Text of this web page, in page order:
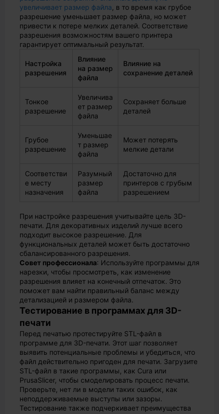
увеличивает размер файла , в то время как грубое
разрешение уменьшает размер файла, но может
привести к потере мелких деталей. Соответствие
разрешения возможностям вашего принтера
гарантирует оптимальный результат.
Настройка
разрешения
Влияние
на размер
файла
Влияние на
сохранение деталей
Тонкое
разрешение
Увеличива
ет размер
файла
Сохраняет больше
деталей
Грубое
разрешение
Уменьшае
т размер
файла
Может потерять
мелкие детали
Соответстви
е месту
назначения
Разумный
размер
файла
Достаточно для
принтеров с грубым
разрешением
При настройке разрешения учитывайте цель 3D-
печати. Для декоративных изделий лучше всего
подходит высокое разрешение. Для
функциональных деталей может быть достаточно
сбалансированного разрешения.
Совет профессионала: Используйте программы для
нарезки, чтобы просмотреть, как изменение
разрешения влияет на конечный отпечаток. Это
поможет вам найти правильный баланс между
детализацией и размером файла.
Тестирование в программах для 3D-
печати
Перед печатью протестируйте STL-файл в
программе для 3D-печати. Этот шаг позволяет
выявить потенциальные проблемы и убедиться, что
файл действительно пригоден для печати. Загрузите
STL-файл в такие программы, как Cura или
PrusaSlicer, чтобы смоделировать процесс печати.
Проверьте, нет ли в модели таких ошибок, как
неподдерживаемые выступы или зазоры.
Тестирование также подчеркивает преимущества